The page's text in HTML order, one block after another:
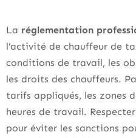
La réglementation
l’activité de chauffeur de
conditions de travail, les
les droits des chauffeurs.
tarifs appliqués, les zones
heures de travail.
pour éviter les sanctions